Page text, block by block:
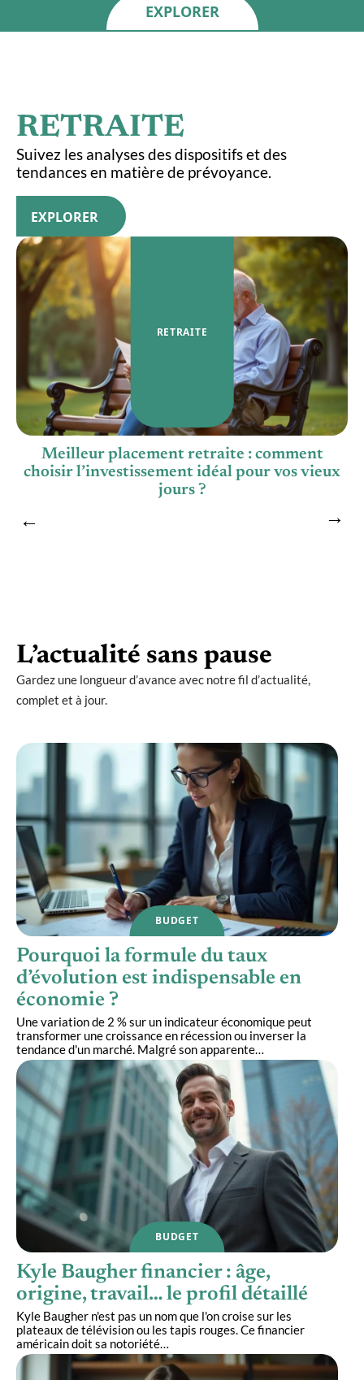
EXPLORER
RETRAITE
Suivez les analyses des dispositifs et des
tendances en matière de prévoyance.
EXPLORER
RETRAITE
Meilleur placement retraite : comment
choisir l’investissement idéal pour vos vieux
jours ?
L’actualité sans pause
Gardez une longueur d’avance avec notre fil d’actualité,
complet et à jour.
BUDGET
Pourquoi la formule du taux
d’évolution est indispensable en
économie ?
Une variation de 2 % sur un indicateur économique peut
transformer une croissance en récession ou inverser la
tendance d'un marché. Malgré son apparente…
BUDGET
Kyle Baugher financier : âge,
origine, travail… le profil détaillé
Kyle Baugher n'est pas un nom que l'on croise sur les
plateaux de télévision ou les tapis rouges. Ce financier
américain doit sa notoriété…